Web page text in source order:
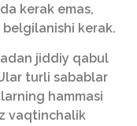
kerak emas,
kerak.
jiddiy qabul
turli sabablar
hammasi
vaqtinchalik